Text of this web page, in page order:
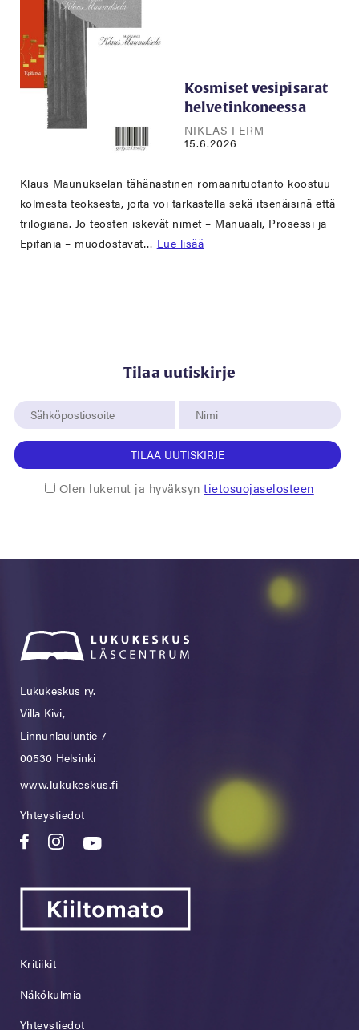
Kosmiset vesipisarat
helvetinkoneessa
NIKLAS FERM
15.6.2026
Klaus Maunukselan tähänastinen romaanituotanto koostuu
kolmesta teoksesta, joita voi tarkastella sekä itsenäisinä että
trilogiana. Jo teosten iskevät nimet – Manuaali, Prosessi ja
Epifania – muodostavat… Lue lisää
Tilaa uutiskirje
TILAA UUTISKIRJE
Olen lukenut ja hyväksyntietosuojaselosteen
Lukukeskus ry.
Villa Kivi,
Linnunlauluntie 7
00530 Helsinki
www.lukukeskus.fi
Yhteystiedot
Kritiikit
Näkökulmia
Yhteystiedot